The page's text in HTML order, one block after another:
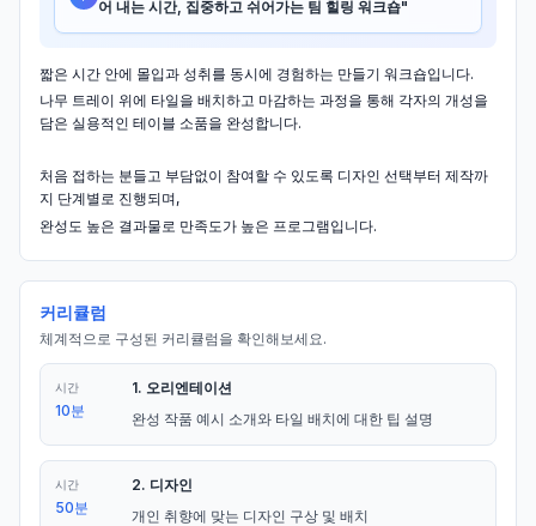
어 내는 시간, 집중하고 쉬어가는 팀 힐링 워크숍"
짧은 시간 안에 몰입과 성취를 동시에 경험하는 만들기 워크숍입니다.
나무 트레이 위에 타일을 배치하고 마감하는 과정을 통해 각자의 개성을
담은 실용적인 테이블 소품을 완성합니다.
처음 접하는 분들고 부담없이 참여할 수 있도록 디자인 선택부터 제작까
지 단계별로 진행되며,
완성도 높은 결과물로 만족도가 높은 프로그램입니다.
커리큘럼
체계적으로 구성된 커리큘럼을 확인해보세요.
시간
10분
1. 오리엔테이션
완성 작품 예시 소개와 타일 배치에 대한 팁 설명
시간
50분
2. 디자인
개인 취향에 맞는 디자인 구상 및 배치